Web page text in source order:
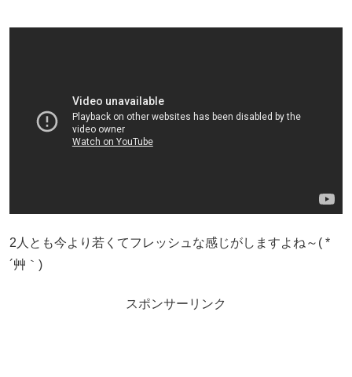
2人とも今より若くてフレッシュな感じがしますよね～( *
´艸｀)
スポンサーリンク